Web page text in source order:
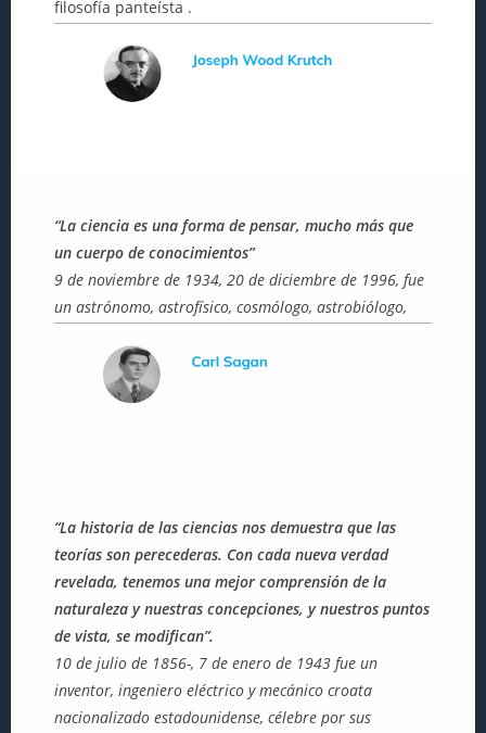
filosofía panteísta .
“La ciencia es una forma de pensar, mucho más que
un cuerpo de conocimientos”
9 de noviembre de 1934, 20 de diciembre de 1996, fue
un astrónomo, astrofísico, cosmólogo, astrobiólogo,
“La historia de las ciencias nos demuestra que las
teorías son perecederas. Con cada nueva verdad
revelada, tenemos una mejor comprensión de la
naturaleza y nuestras concepciones, y nuestros puntos
de vista, se modifican”.
10 de julio de 1856-, 7 de enero de 1943 fue un
inventor, ingeniero eléctrico y mecánico croata
nacionalizado estadounidense,​ célebre por sus